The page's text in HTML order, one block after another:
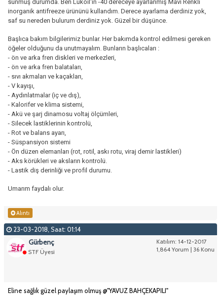
sunmuş durumda. Ben Lukoil'in -40 dereceye ayarlanmış Mavi Renkli
inorganik antifreeze ürününü kullandım. Derece ayarlama derdiniz yok,
saf su nereden bulurum derdiniz yok. Güzel bir düşünce.
Başlıca bakım bilgilerimiz bunlar. Her bakımda kontrol edilmesi gereken
öğeler olduğunu da unutmayalım. Bunların başlıcaları :
- ön ve arka fren diskleri ve merkezleri,
- ön ve arka fren balataları,
- sıvı akmaları ve kaçakları,
- V kayışı,
- Aydınlatmalar (iç ve dış),
- Kalorifer ve klima sistemi,
- Akü ve şarj dinamosu voltaj ölçümleri,
- Silecek lastiklerinin kontrolü,
- Rot ve balans ayarı,
- Süspansiyon sistemi
- Ön düzen elemanları (rot, rotil, askı rotu, viraj demir lastikleri)
- Aks körükleri ve aksların kontrolü.
- Lastik diş derinliği ve profil durumu.
Umarım faydalı olur.
Alıntı
23-03-2018, Saat: 01:14
Katılım: 14-12-2017
1,864 Yorum | 36 Konu
Gürbenç
STF Üyesi
Eline sağlık güzel paylaşım olmuş @"YAVUZ BAHÇEKAPILI"